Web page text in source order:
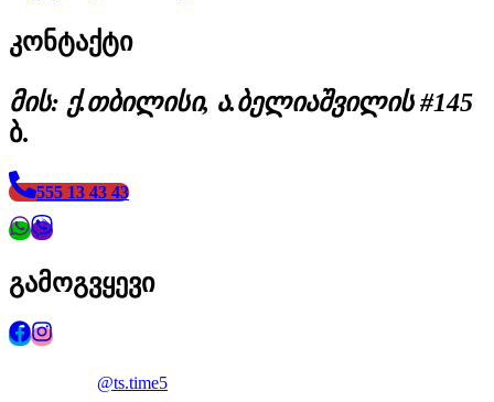
კონტაქტი
მის: ქ.თბილისი, ა.ბელიაშვილის #145
ბ.
555 13 43 43
გამოგვყევი
@ts.time5